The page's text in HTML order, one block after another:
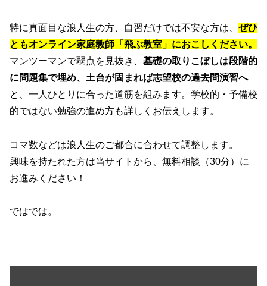
特に真面目な浪人生の方、自習だけでは不安な方は、 ぜひ
ともオンライン家庭教師「飛ぶ教室」におこしください。
マンツーマンで弱点を見抜き、 基礎の取りこぼしは段階的
に問題集で埋め、土台が固まれば志望校の過去問演習へ
と、一人ひとりに合った道筋を組みます。学校的・予備校
的ではない勉強の進め方も詳しくお伝えします。
コマ数などは浪人生のご都合に合わせて調整します。
興味を持たれた方は当サイトから、無料相談（30分）に
お進みください！
ではでは。